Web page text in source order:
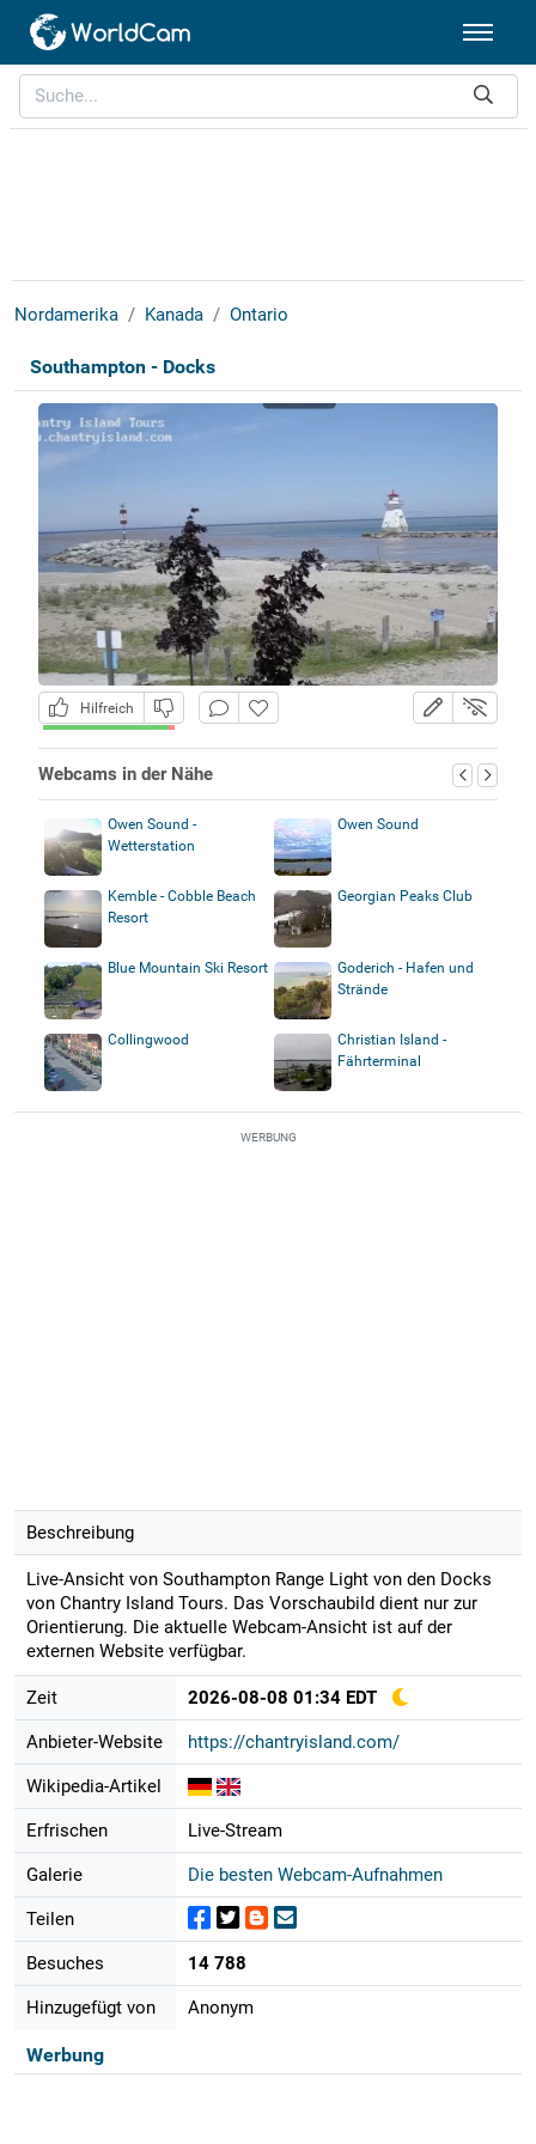
Nordamerika Kanada Ontario
Southampton - Docks
Hilfreich
Webcams in der Nähe
Owen Sound -
Wetterstation
Owen Sound
Kemble - Cobble Beach
Resort
Georgian Peaks Club
Blue Mountain Ski Resort
Goderich - Hafen und
Strände
Collingwood
Christian Island -
Fährterminal
WERBUNG
Beschreibung
Live-Ansicht von Southampton Range Light von den Docks
von Chantry Island Tours. Das Vorschaubild dient nur zur
Orientierung. Die aktuelle Webcam-Ansicht ist auf der
externen Website verfügbar.
Zeit 2026-08-08 01:34 EDT
Anbieter-Website https://chantryisland.com/
Wikipedia-Artikel
Erfrischen Live-Stream
Galerie Die besten Webcam-Aufnahmen
Teilen
Besuches 14 788
Hinzugefügt von Anonym
Werbung